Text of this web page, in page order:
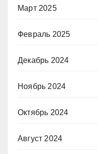
Март 2025
Февраль 2025
Декабрь 2024
Ноябрь 2024
Октябрь 2024
Август 2024